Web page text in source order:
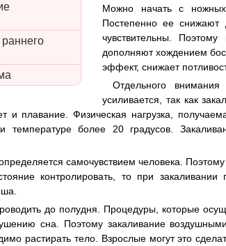
Можно начать с
Постепенно ее снижают
чувствительны.
дополняют хождением
эффект, снижает
Отдельного
усиливается, так как
и плавание. Физическая нагрузка,
более 20 градусов.
самочувствием человека.
контролировать, то при
до полудня. Процедуры, которые
сна. Поэтому закаливание
растирать тело. Взрослые могут это